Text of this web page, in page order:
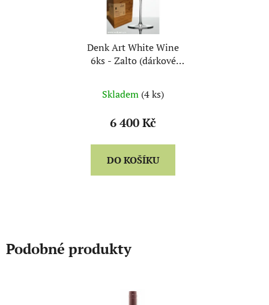
Denk Art White Wine
6ks - Zalto (dárkové
Skladem (4 ks)
6 400 Kč
DO KOŠÍKU
Podobné produkty